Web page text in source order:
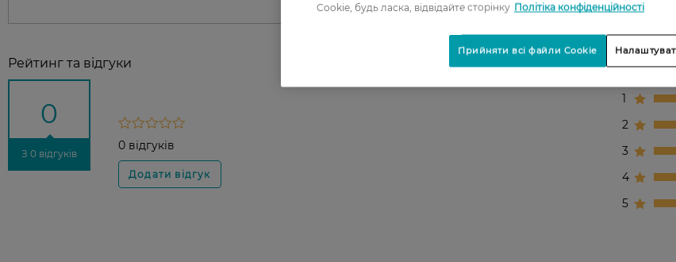
Рейтинг та відгуки
0
З 0 відгуків
0 відгуків
1
2
3
4
5
Cookie, будь ласка, відвідайте сторінку Політіка конфіденційності
Прийняти всі файли Cookie